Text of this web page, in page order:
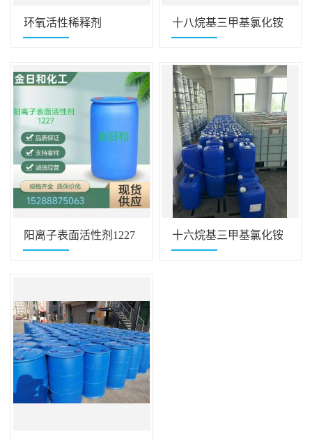
环氧活性稀释剂
十八烷基三甲基氯化铵
阳离子表面活性剂1227 十六烷基三甲基氯化铵